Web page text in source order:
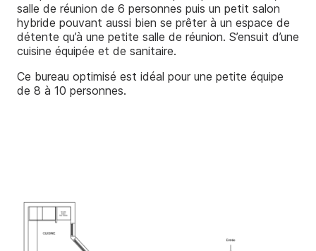
salle de réunion de 6 personnes puis un petit salon
hybride pouvant aussi bien se prêter à un espace de
détente qu’à une petite salle de réunion. S’ensuit d’une
cuisine équipée et de sanitaire.
Ce bureau optimisé est idéal pour une petite équipe
de 8 à 10 personnes.